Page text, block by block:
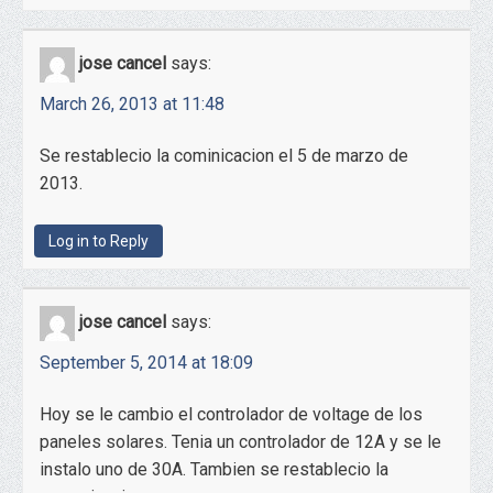
jose cancel says:
March 26, 2013 at 11:48
Se restablecio la cominicacion el 5 de marzo de
2013.
Log in to Reply
jose cancel says:
September 5, 2014 at 18:09
Hoy se le cambio el controlador de voltage de los
paneles solares. Tenia un controlador de 12A y se le
instalo uno de 30A. Tambien se restablecio la